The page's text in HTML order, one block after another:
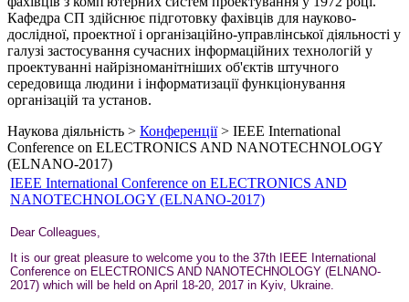
Кафедра СП здійснює підготовку фахівців для науково-
дослідної, проектної і організаційно-управлінської діяльності у
галузі застосування сучасних інформаційних технологій у
проектуванні найрізноманітніших об'єктів штучного
середовища людини і інформатизації функціонування
організацій та установ.
Наукова діяльність > Конференції> IEEE International
Conference on ELECTRONICS AND NANOTECHNOLOGY
(ELNANO-2017)
IEEE International Conference on ELECTRONICS AND
NANOTECHNOLOGY (ELNANO-2017)
Dear Colleagues,
It is our great pleasure to welcome you to the 37th IEEE International
Conference on ELECTRONICS AND NANOTECHNOLOGY (ELNANO-
2017) which will be held on April 18-20, 2017 in Kyiv, Ukraine.